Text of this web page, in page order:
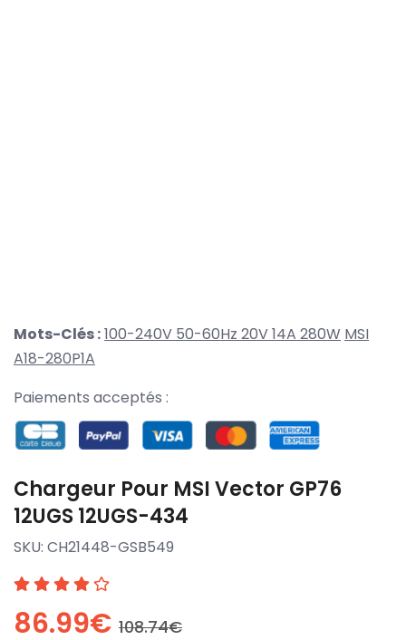
Mots-Clés :100-240V 50-60Hz 20V 14A 280W MSI
A18-280P1A
Paiements acceptés :
Chargeur Pour MSI Vector GP76
12UGS 12UGS-434
SKU: CH21448-GSB549
86.99€ 108.74€